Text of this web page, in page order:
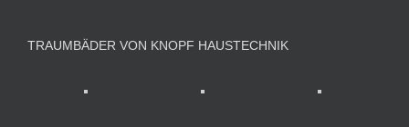
TRAUMBÄDER VON KNOPF HAUSTECHNIK